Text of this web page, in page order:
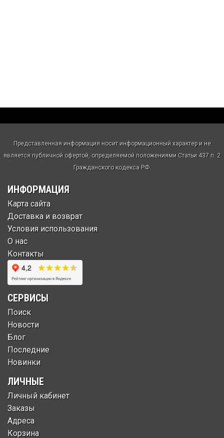
Представленная информация носит информационный характер и не
является публичной офертой, определяемой положениями Статьи 437 п. 2
Гражданского кодекса РФ.
ИНФОРМАЦИЯ
Карта сайта
Доставка и возврат
Условия использования
О нас
Контакты
СЕРВИСЫ
Поиск
Новости
Блог
Последние
Новинки
ЛИЧНЫЕ
Личный кабинет
Заказы
Адреса
Корзина